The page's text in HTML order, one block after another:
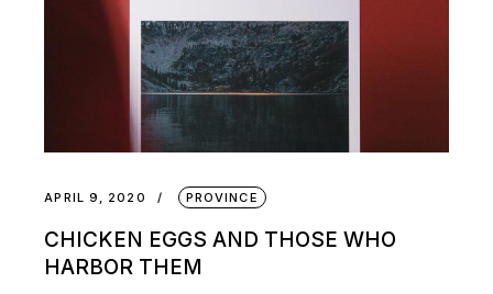
APRIL 9, 2020 PROVINCE
CHICKEN EGGS AND THOSE WHO
HARBOR THEM